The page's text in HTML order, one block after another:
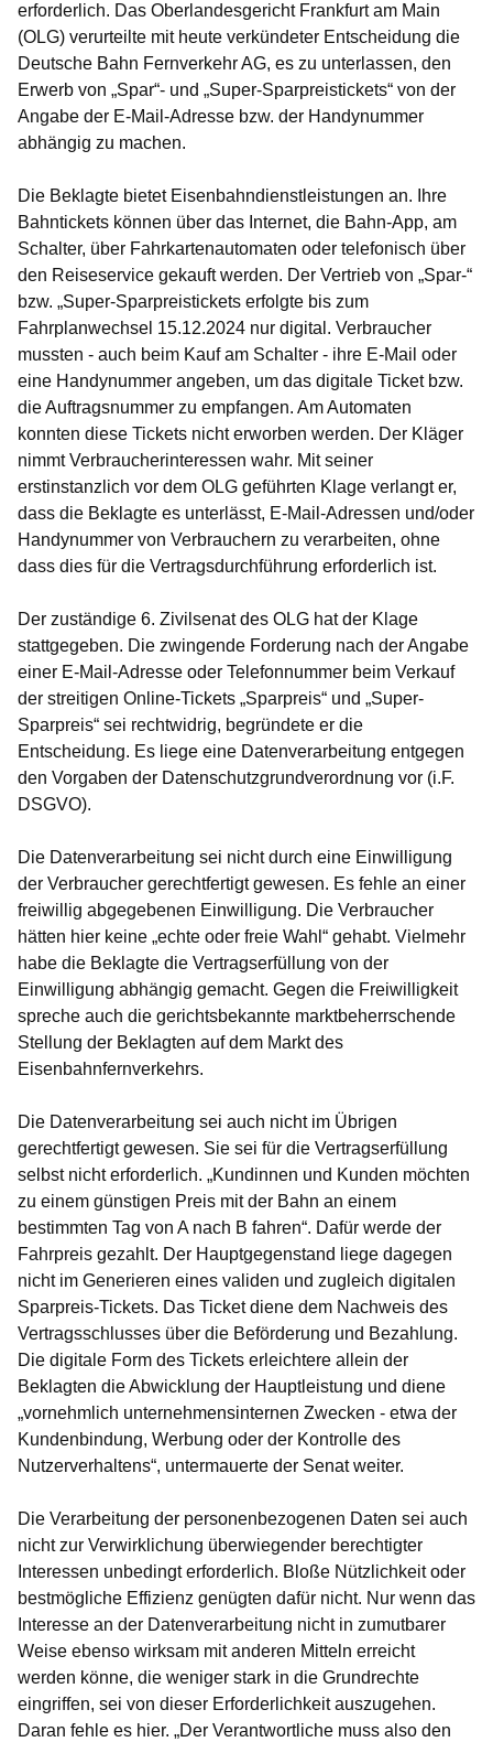
erforderlich. Das Oberlandesgericht Frankfurt am Main
(OLG) verurteilte mit heute verkündeter Entscheidung die
Deutsche Bahn Fernverkehr AG, es zu unterlassen, den
Erwerb von „Spar“- und „Super-Sparpreistickets“ von der
Angabe der E-Mail-Adresse bzw. der Handynummer
abhängig zu machen.
Die Beklagte bietet Eisenbahndienstleistungen an. Ihre
Bahntickets können über das Internet, die Bahn-App, am
Schalter, über Fahrkartenautomaten oder telefonisch über
den Reiseservice gekauft werden. Der Vertrieb von „Spar-“
bzw. „Super-Sparpreistickets erfolgte bis zum
Fahrplanwechsel 15.12.2024 nur digital. Verbraucher
mussten - auch beim Kauf am Schalter - ihre E-Mail oder
eine Handynummer angeben, um das digitale Ticket bzw.
die Auftragsnummer zu empfangen. Am Automaten
konnten diese Tickets nicht erworben werden. Der Kläger
nimmt Verbraucherinteressen wahr. Mit seiner
erstinstanzlich vor dem OLG geführten Klage verlangt er,
dass die Beklagte es unterlässt, E-Mail-Adressen und/oder
Handynummer von Verbrauchern zu verarbeiten, ohne
dass dies für die Vertragsdurchführung erforderlich ist.
Der zuständige 6. Zivilsenat des OLG hat der Klage
stattgegeben. Die zwingende Forderung nach der Angabe
einer E-Mail-Adresse oder Telefonnummer beim Verkauf
der streitigen Online-Tickets „Sparpreis“ und „Super-
Sparpreis“ sei rechtwidrig, begründete er die
Entscheidung. Es liege eine Datenverarbeitung entgegen
den Vorgaben der Datenschutzgrundverordnung vor (i.F.
DSGVO).
Die Datenverarbeitung sei nicht durch eine Einwilligung
der Verbraucher gerechtfertigt gewesen. Es fehle an einer
freiwillig abgegebenen Einwilligung. Die Verbraucher
hätten hier keine „echte oder freie Wahl“ gehabt. Vielmehr
habe die Beklagte die Vertragserfüllung von der
Einwilligung abhängig gemacht. Gegen die Freiwilligkeit
spreche auch die gerichtsbekannte marktbeherrschende
Stellung der Beklagten auf dem Markt des
Eisenbahnfernverkehrs.
Die Datenverarbeitung sei auch nicht im Übrigen
gerechtfertigt gewesen. Sie sei für die Vertragserfüllung
selbst nicht erforderlich. „Kundinnen und Kunden möchten
zu einem günstigen Preis mit der Bahn an einem
bestimmten Tag von A nach B fahren“. Dafür werde der
Fahrpreis gezahlt. Der Hauptgegenstand liege dagegen
nicht im Generieren eines validen und zugleich digitalen
Sparpreis-Tickets. Das Ticket diene dem Nachweis des
Vertragsschlusses über die Beförderung und Bezahlung.
Die digitale Form des Tickets erleichtere allein der
Beklagten die Abwicklung der Hauptleistung und diene
„vornehmlich unternehmensinternen Zwecken - etwa der
Kundenbindung, Werbung oder der Kontrolle des
Nutzerverhaltens“, untermauerte der Senat weiter.
Die Verarbeitung der personenbezogenen Daten sei auch
nicht zur Verwirklichung überwiegender berechtigter
Interessen unbedingt erforderlich. Bloße Nützlichkeit oder
bestmögliche Effizienz genügten dafür nicht. Nur wenn das
Interesse an der Datenverarbeitung nicht in zumutbarer
Weise ebenso wirksam mit anderen Mitteln erreicht
werden könne, die weniger stark in die Grundrechte
eingriffen, sei von dieser Erforderlichkeit auszugehen.
Daran fehle es hier. „Der Verantwortliche muss also den